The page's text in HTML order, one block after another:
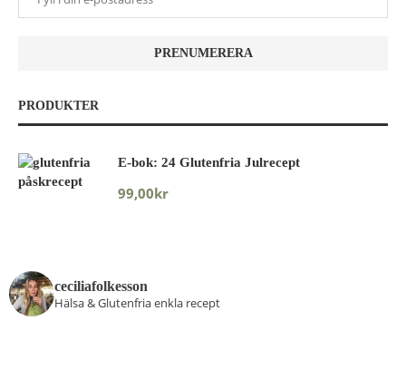
PRODUKTER
E-bok: 24 Glutenfria Julrecept
99,00kr
ceciliafolkesson
Hälsa & Glutenfria enkla recept